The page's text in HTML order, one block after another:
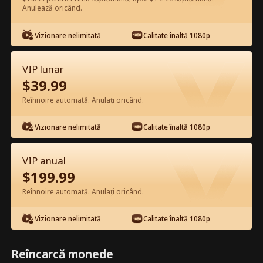
Vizionează gratuit în Aplicație
Episodul 25 - Valentinea doamnei șef
în orașul mic Film complet
0-49 50-61
25 26 27 28 29
Anulează oricând.
Vizionare nelimitată Calitate înaltă 1080p
VIP lunar
$39.99
Reînnoire automată. Anulați oricând.
Vizionare nelimitată Calitate înaltă 1080p
VIP anual
$199.99
Reînnoire automată. Anulați oricând.
Vizionare nelimitată Calitate înaltă 1080p
Reîncarcă monede